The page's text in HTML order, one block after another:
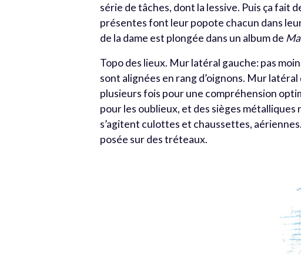
série de tâches, dont la lessive. Puis ça fait
présentes font leur popote chacun dans
de la dame est plongée dans un album de
Topo des lieux. Mur latéral gauche: pas
sont alignées en rang d’oignons. Mur
plusieurs fois pour une compréhension
pour les oublieux, et des sièges métalliques
s’agitent culottes et chaussettes,
posée sur des tréteaux.